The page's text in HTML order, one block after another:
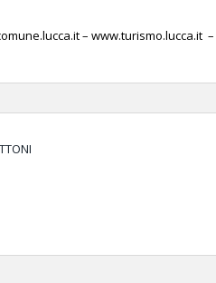
– www.turismo.lucca.it –